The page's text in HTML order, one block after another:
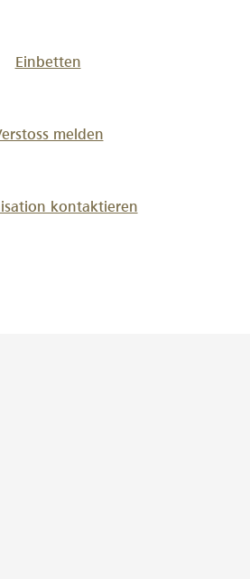
Einbetten
melden
kontaktieren